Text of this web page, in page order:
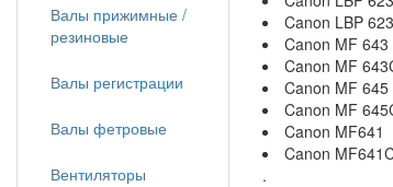
Canon LBP
Canon MF 643
Canon MF
Canon MF 645
Canon MF
Canon MF641
Canon
.
Валы прижимные /
резиновые
Валы регистрации
Валы фетровые
Вентиляторы